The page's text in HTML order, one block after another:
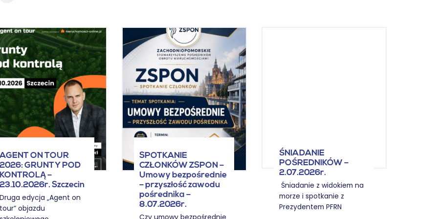
AGENT ON TOUR
2026: GRUNTY POD
KONTROLĄ –
23.10.2026r. Szczecin
Druga edycja „Agent on
tour” objazdu
SPOTKANIE
CZŁONKÓW ZSPON –
Umowy bezpośrednie
– przyszłość zawodu
pośrednika –
8.07.2026r.
ŚNIADANIE
POŚREDNIKÓW –
2.07.2026r.
Śniadanie z widokiem na
morze i spotkanie z
Prezydentem PFRN